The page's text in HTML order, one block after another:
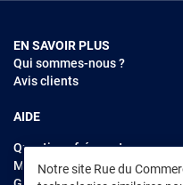
Notre site Rue du
EN SAVOIR PLUS
Qui sommes-nous ?
Avis clients
AIDE
Questions fréquentes
Modes de règlements